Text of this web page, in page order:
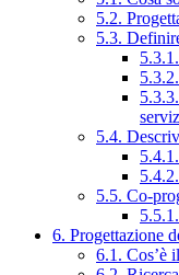
5.2.
5.3.
5.4.
5.5. Co-
6. Progettazione
6.1. Cos’è